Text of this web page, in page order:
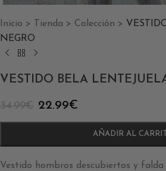
Inicio > Tienda > Colección >
NEGRO
VESTIDO BELA
34.99€ 22.99€
AÑADIR AL
Vestido hombros descubiertos y